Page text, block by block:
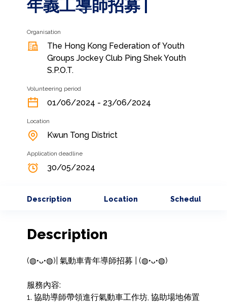
年義工導師招募 |
Organisation
The Hong Kong Federation of Youth
Groups Jockey Club Ping Shek Youth
S.P.O.T.
Volunteering period
01/06/2024 - 23/06/2024
Location
Kwun Tong District
Application deadline
30/05/2024
Description Location Schedule
Description
(◍•ᴗ•◍)| 氣動車青年導師招募 | (◍•ᴗ•◍)
服務內容:
1. 協助導師帶領進行氣動車工作坊, 協助場地佈置